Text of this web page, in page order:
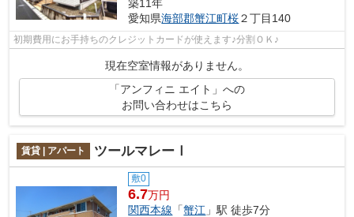
築11年
愛知県海部郡蟹江町桜２丁目140
初期費用にお手持ちのクレジットカードが使えます♪分割ＯＫ♪
現在空室情報がありません。
「アンフィニ エイト」への
お問い合わせはこちら
賃貸 | アパート ツールマレーⅠ
敷0
6.7万円
関西本線 「蟹江 」駅 徒歩7分